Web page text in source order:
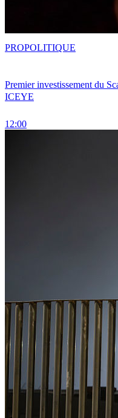
Premier investissement du
ICEYE
12:00
PROPOLITIQUE